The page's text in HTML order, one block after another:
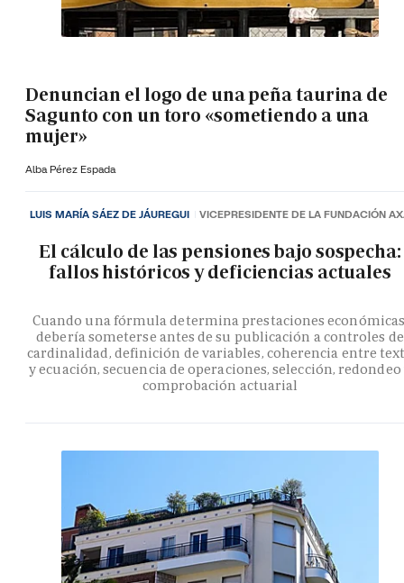
Denuncian el logo de una peña taurina de
Sagunto con un toro «sometiendo a una
mujer»
Alba Pérez Espada
El cálculo de las pensiones bajo sospecha:
fallos históricos y deficiencias actuales
Cuando una fórmula determina prestaciones
debería someterse antes de su publicación a controles de
cardinalidad, definición de variables, coherencia entre
y ecuación, secuencia de operaciones, selección, redondeo
comprobación actuarial
LUIS MARÍA SÁEZ DE JÁUREGUI VICEPRESIDENTE DE LA FUNDACIÓN